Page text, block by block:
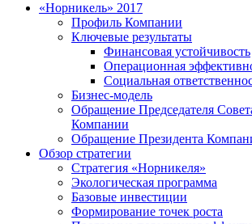
«Норникель» 2017
Профиль Компании
Ключевые результаты
Финансовая устойчивость
Операционная
Социальная
Бизнес-модель
Обращение Председателя
Компании
Обращение Президента
Обзор стратегии
Стратегия «Норникеля»
Экологическая программа
Базовые инвестиции
Формирование точек роста